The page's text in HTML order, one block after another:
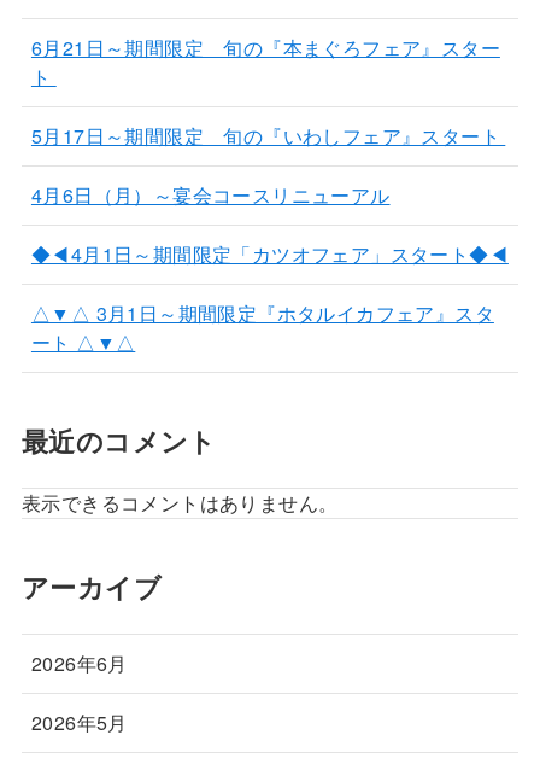
6月21日～期間限定 旬の『本まぐろフェア』スター
ト
5月17日～期間限定 旬の『いわしフェア』スタート
4月6日（月）～宴会コースリニューアル
◆◀4月1日～期間限定「カツオフェア」スタート◆◀
△▼△ 3月1日～期間限定『ホタルイカフェア』スタ
ート △▼△
最近のコメント
表示できるコメントはありません。
アーカイブ
2026年6月
2026年5月